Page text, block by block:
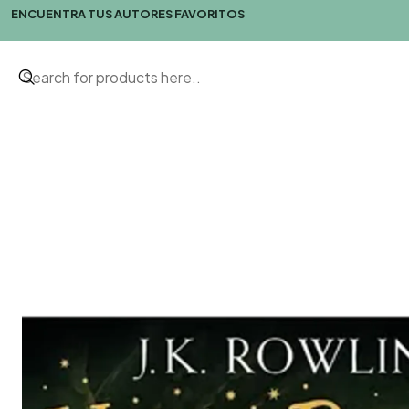
ENCUENTRA TUS AUTORES FAVORITOS